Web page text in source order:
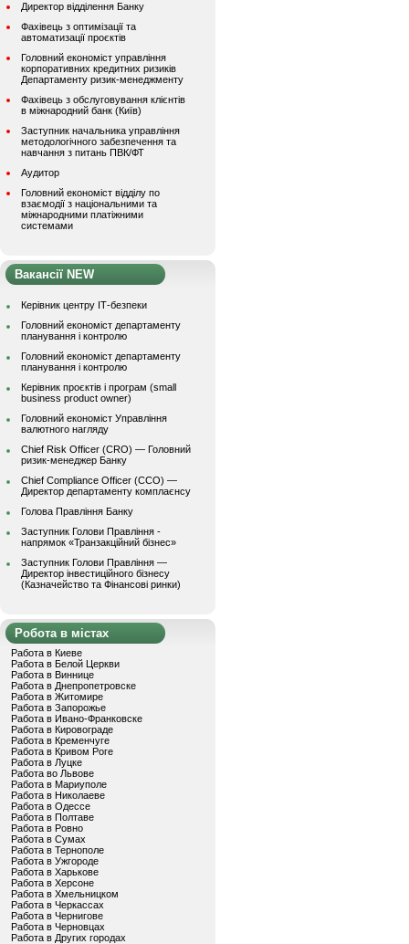
Директор відділення Банку
Фахівець з оптимізації та
автоматизації проєктів
Головний економіст управління
корпоративних кредитних ризиків
Департаменту ризик-менеджменту
Фахівець з обслуговування клієнтів
в міжнародний банк (Київ)
Заступник начальника управління
методологічного забезпечення та
навчання з питань ПВК/ФТ
Аудитор
Головний економіст відділу по
взаємодії з національними та
міжнародними платіжними
системами
Вакансії NEW
Керівник центру ІТ-безпеки
Головний економіст департаменту
планування і контролю
Головний економіст департаменту
планування і контролю
Керівник проєктів і програм (small
business product owner)
Головний економіст Управління
валютного нагляду
Chief Risk Officer (CRO) — Головний
ризик-менеджер Банку
Chief Compliance Officer (CCO) —
Директор департаменту комплаєнсу
Голова Правління Банку
Заступник Голови Правління -
напрямок «Транзакційний бізнес»
Заступник Голови Правління —
Директор інвестиційного бізнесу
(Казначейство та Фінансові ринки)
Робота в містах
Работа в Киеве
Работа в Белой Церкви
Работа в Виннице
Работа в Днепропетровске
Работа в Житомире
Работа в Запорожье
Работа в Ивано-Франковске
Работа в Кировограде
Работа в Кременчуге
Работа в Кривом Роге
Работа в Луцке
Работа во Львове
Работа в Мариуполе
Работа в Николаеве
Работа в Одессе
Работа в Полтаве
Работа в Ровно
Работа в Сумах
Работа в Тернополе
Работа в Ужгороде
Работа в Харькове
Работа в Херсоне
Работа в Хмельницком
Работа в Черкассах
Работа в Чернигове
Работа в Черновцах
Работа в Других городах